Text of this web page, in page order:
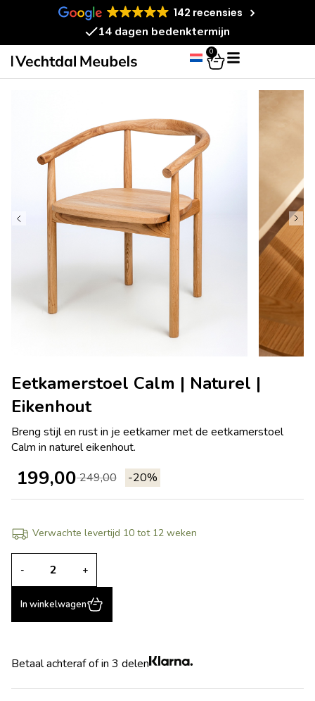
142 recensies
14 dagen bedenktermijn
0
Eetkamerstoel Calm | Naturel |
Eikenhout
Breng stijl en rust in je eetkamer met de eetkamerstoel
Calm in naturel eikenhout.
-20%
249,00
199,00
Verwachte levertijd 10 tot 12 weken
- +
In winkelwagen
Betaal achteraf of in 3 delen